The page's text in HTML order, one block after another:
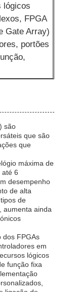
lógicos
FPGA
Gate Array)
portões
são
que são
que
máxima de
até 6
desempenho
de alta
de
aumenta ainda
dos FPGAs
em
lógicos
função fixa